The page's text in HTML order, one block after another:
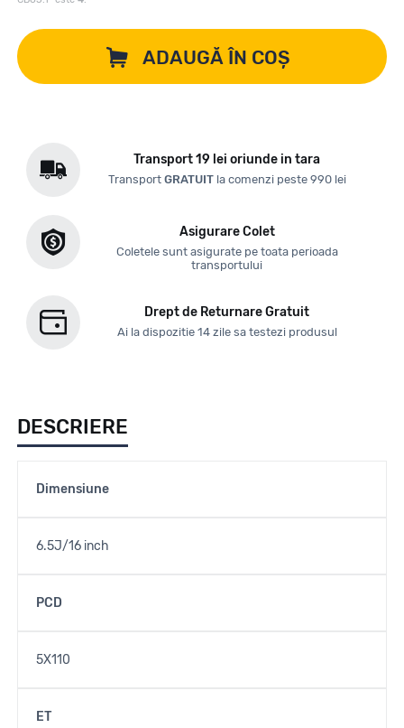
ADAUGĂ ÎN COȘ
Transport 19 lei oriunde in tara
Transport GRATUITla comenzi peste 990 lei
Asigurare Colet
Coletele sunt asigurate pe toata perioada
transportului
Drept de Returnare Gratuit
Ai la dispozitie 14 zile sa testezi produsul
DESCRIERE
Dimensiune
6.5J/16 inch
PCD
5X110
ET